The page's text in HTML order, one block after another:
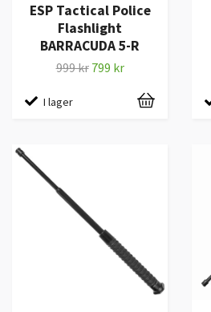
ESP Tactical Police
Flashlight
BARRACUDA 5-R
999 kr 799 kr
I lager